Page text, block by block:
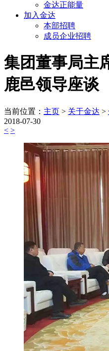
金达正能量
加入金达
本部招聘
成员企业招聘
集团董事局主
鹿邑领导座谈
当前位置： 主页 > 关于金达 >
2018-07-30
< >